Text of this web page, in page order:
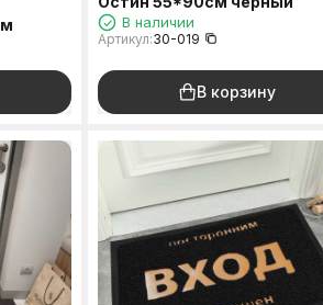
В наличии
Артикул:30-019
В корзину